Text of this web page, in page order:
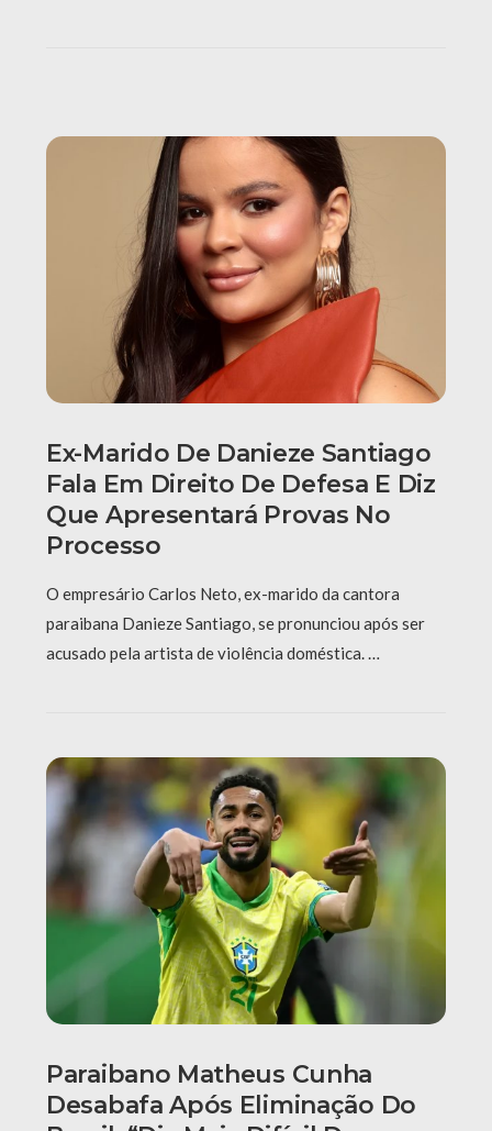
Ex-Marido De Danieze Santiago
Fala Em Direito De Defesa E Diz
Que Apresentará Provas No
Processo
O empresário Carlos Neto, ex-marido da cantora
paraibana Danieze Santiago, se pronunciou após ser
acusado pela artista de violência doméstica. …
Paraibano Matheus Cunha
Desabafa Após Eliminação Do